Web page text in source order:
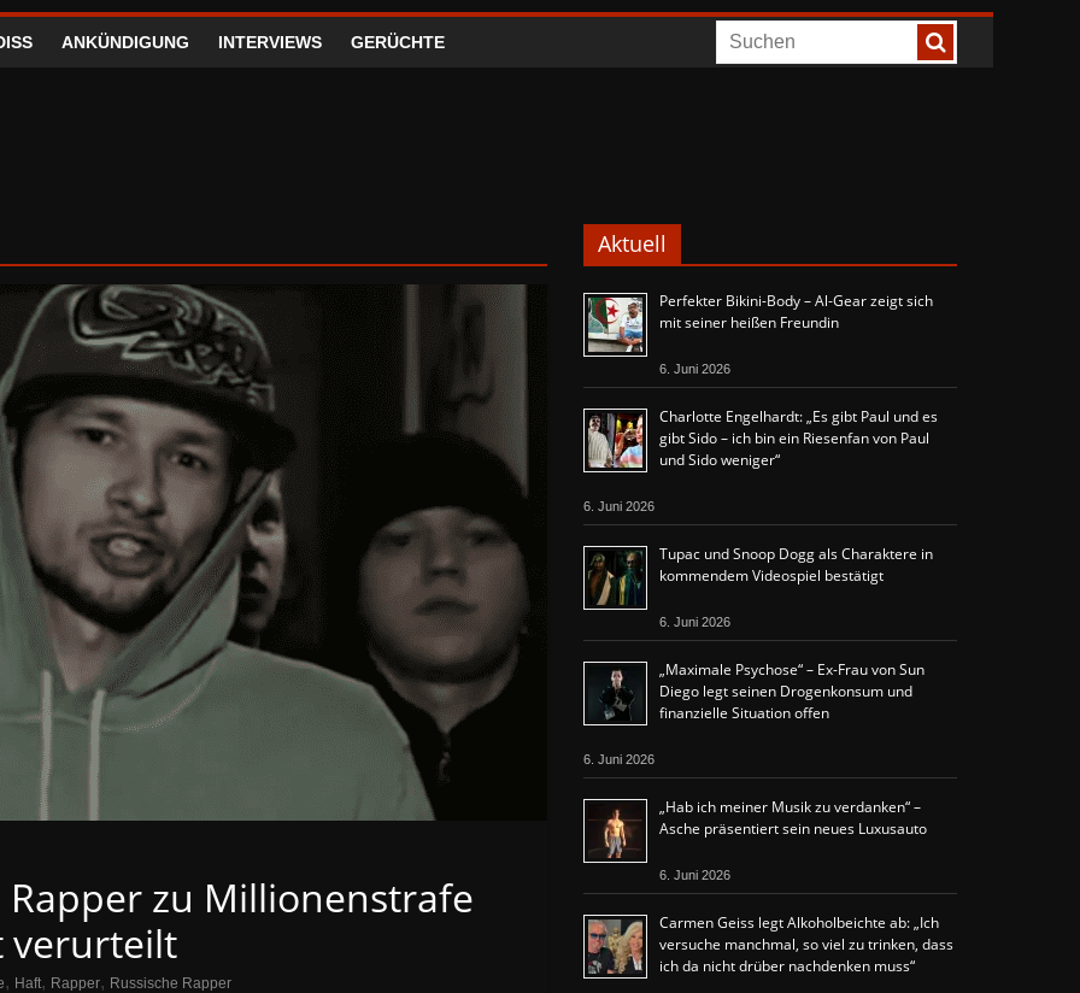
ANKÜNDIGUNG INTERVIEWS GERÜCHTE
zu Millionenstrafe
verurteilt
, Haft, Rapper, Russische Rapper
Aktuell
Perfekter Bikini-Body – Al-Gear zeigt sich
mit seiner heißen Freundin
6. Juni 2026
Charlotte Engelhardt: „Es gibt Paul und es
gibt Sido – ich bin ein Riesenfan von Paul
und Sido weniger“
6. Juni 2026
Tupac und Snoop Dogg als Charaktere in
kommendem Videospiel bestätigt
6. Juni 2026
„Maximale Psychose“ – Ex-Frau von Sun
Diego legt seinen Drogenkonsum und
finanzielle Situation offen
6. Juni 2026
„Hab ich meiner Musik zu verdanken“ –
Asche präsentiert sein neues Luxusauto
6. Juni 2026
Carmen Geiss legt Alkoholbeichte ab: „Ich
versuche manchmal, so viel zu trinken, dass
ich da nicht drüber nachdenken muss“